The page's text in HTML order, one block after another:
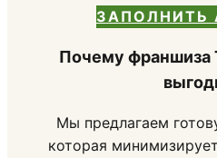
ЗАПОЛНИТЬ
Почему франшиза
Мы предлагаем
которая